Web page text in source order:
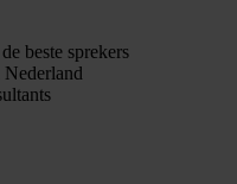
beste sprekers